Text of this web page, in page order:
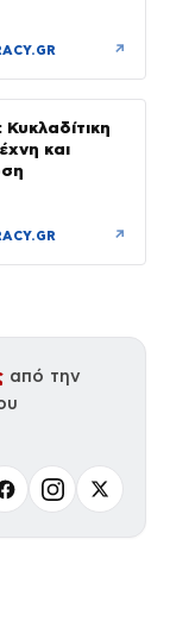
↗
και
↗
από την